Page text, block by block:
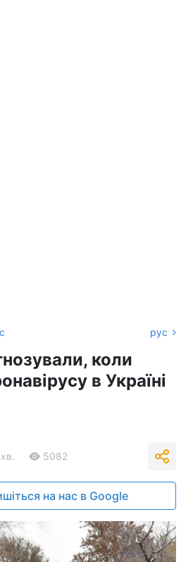
рус
коли
в Україні
5082
на нас в Google